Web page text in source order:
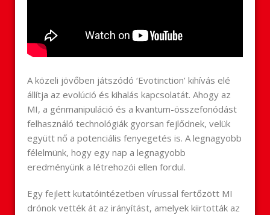
A közeli jövőben játszódó ‘Evotinction’ kihívás elé
állítja az evolúció és kihalás kapcsolatát. Ahogy az
MI, a génmanipuláció és a kvantum-összefonódást
felhasználó technológiák gyorsan fejlődnek, velük
együtt nő a potenciális fenyegetés is. A legnagyobb
félelmünk, hogy egy nap a legnagyobb
eredményünk a létrehozói ellen fordul.
Egy fejlett kutatóintézetben vírussal fertőzött MI
drónok vették át az irányítást, amelyek kiirtották az